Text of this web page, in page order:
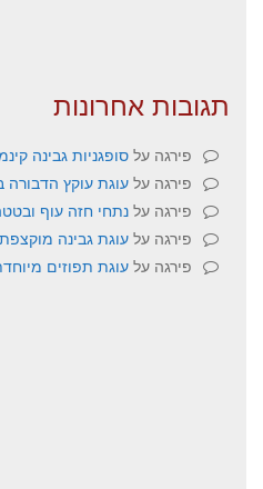
תגובות אחרונות
פירגה על סופגניות גבינה
פירגה על עוגת עוקץ הדבורה
פירגה על נתחי חזה עוף
פירגה על עוגת גבינה
פירגה על עוגת תפוזים